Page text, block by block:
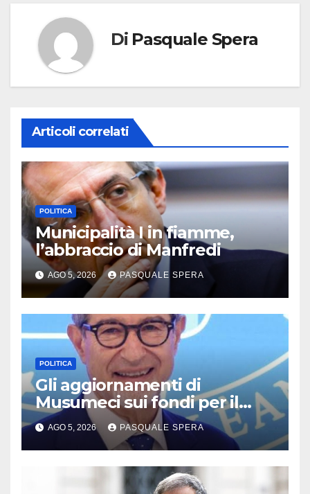
Di Pasquale Spera
Articoli correlati
POLITICA
Municipalità I in fiamme,
l’abbraccio di Manfredi
AGO 5, 2026 PASQUALE SPERA
POLITICA
Gli aggiornamenti di
Musumeci sui fondi per il
terremoto
AGO 5, 2026 PASQUALE SPERA